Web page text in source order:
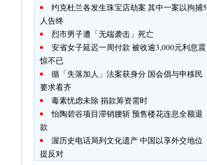
约克杜兰各发生珠宝店劫案 其中一案以拘捕5
人告终
烈市男子遭「无端袭击」死亡
安省女子延迟一周付款 被收逾3,000元利息震
惊不已
循「失落加人」法案获身分 国会倡与申移民
要求看齐
毒素忧虑未除 捐款筹资需时
怡陶碧谷项目滞销腰斩 预售楼花连息全额退
款
渥历史电话局列文化遗产 中国以享外交地位
提反对